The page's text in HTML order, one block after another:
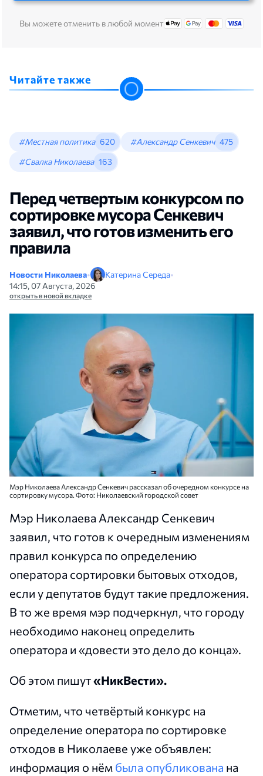
Вы можете отменить в любой момент
Читайте также
#Местная политика 620 #Александр Сенкевич 475
#Свалка Николаева 163
Перед четвертым конкурсом по
сортировке мусора Сенкевич
заявил, что готов изменить его
правила
Новости Николаева• Катерина Середа•
14:15, 07 Августа, 2026
открыть в новой вкладке
Мэр Николаева Александр Сенкевич рассказал об очередном конкурсе на
сортировку мусора. Фото: Николаевский городской совет
Мэр Николаева Александр Сенкевич
заявил, что готов к очередным изменениям
правил конкурса по определению
оператора сортировки бытовых отходов,
если у депутатов будут такие предложения.
В то же время мэр подчеркнул, что городу
необходимо наконец определить
оператора и «довести это дело до конца».
Об этом пишут«НикВести».
Отметим, что четвёртый конкурс на
определение оператора по сортировке
отходов в Николаеве уже объявлен:
информация о нём была опубликована на